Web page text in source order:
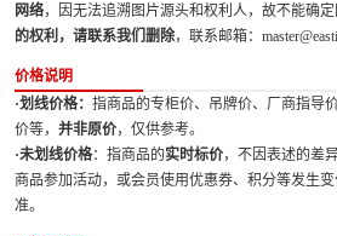
网络，因无法追溯图片源头和权利人，故不能确定
的权利，请联系我们删除，联系邮箱：
价格说明
·划线价格： 指商品的专柜价、吊牌价、厂商指导
价等， 并非原价，仅供参考。
·未划线价格：指商品的实时标价，不因表述的差
商品参加活动，或会员使用优惠券、积分等发生
准。